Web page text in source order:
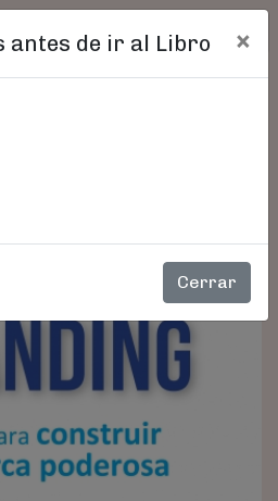
antes de ir al Libro ×
Cerrar